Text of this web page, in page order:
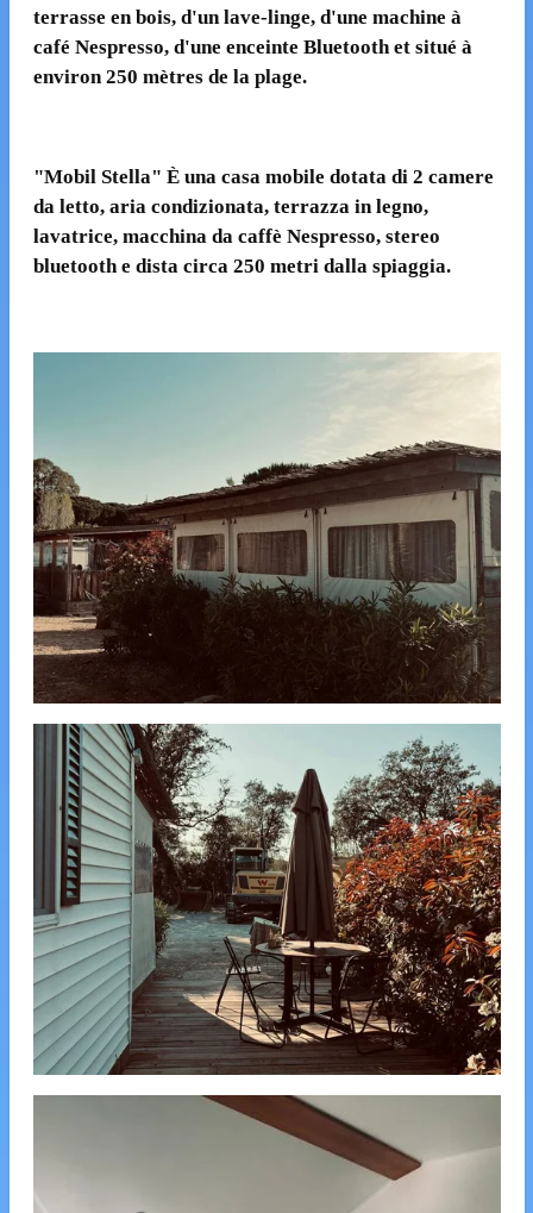
terrasse en bois, d'un lave-linge, d'une machine à
café Nespresso, d'une enceinte Bluetooth et situé à
environ 250 mètres de la plage.
"Mobil Stella" È una casa mobile dotata di 2 camere
da letto, aria condizionata, terrazza in legno,
lavatrice, macchina da caffè Nespresso, stereo
bluetooth e dista circa 250 metri dalla spiaggia.